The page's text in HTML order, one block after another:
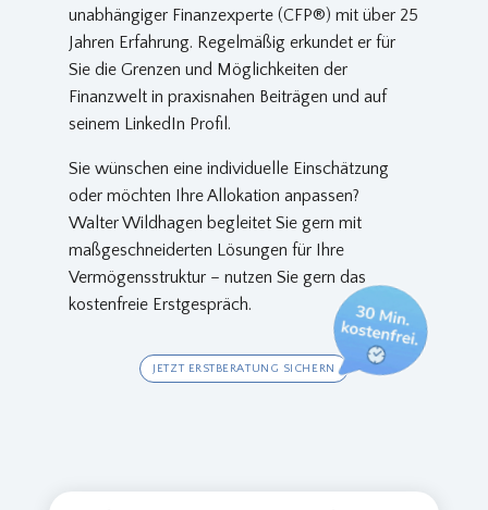
unabhängiger Finanzexperte (CFP®) mit über 25
Jahren Erfahrung. Regelmäßig erkundet er für
Sie die Grenzen und Möglichkeiten der
Finanzwelt in praxisnahen Beiträgen und auf
seinem LinkedIn Profil.
Sie wünschen eine individuelle Einschätzung
oder möchten Ihre Allokation anpassen?
Walter Wildhagen begleitet Sie gern mit
maßgeschneiderten Lösungen für Ihre
Vermögensstruktur – nutzen Sie gern das
kostenfreie Erstgespräch.
JETZT ERSTBERATUNG SICHERN